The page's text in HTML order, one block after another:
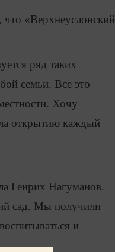
«Верхнеуслонский
ряд таких
семьи. Все это
Хочу
открытию каждый
Генрих Нагуманов.
сад. Мы получили
и